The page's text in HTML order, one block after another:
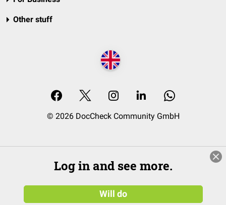
Other stuff
© 2026 DocCheck Community GmbH
Log in and see more.
Will do